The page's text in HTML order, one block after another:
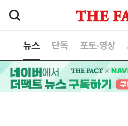
뉴스 단독 포토·영상